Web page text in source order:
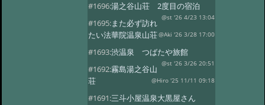
#1696:湯之谷山荘 2度目の宿泊
@st '26 4/23 13:04
#1695:また必ず訪れ
たい法華院温泉山荘@Aki '26 3/28 17:00
#1693:渋温泉 つばたや旅館
@st '26 3/26 20:51
#1692:霧島湯之谷山
荘
@Hiro '25 11/11 09:18
#1691:三斗小屋温泉大黒屋さん